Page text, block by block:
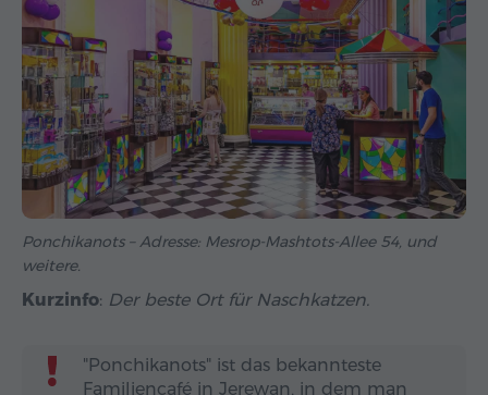
Ponchikanots – Adresse: Mesrop-Mashtots-Allee 54, und
weitere.
Kurzinfo: Der beste Ort für Naschkatzen.
"Ponchikanots" ist das bekannteste
Familiencafé in Jerewan, in dem man